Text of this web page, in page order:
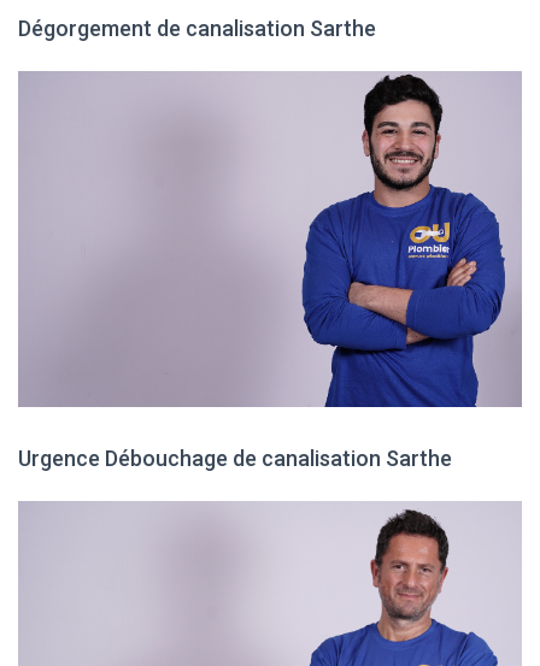
Dégorgement de canalisation Sarthe
Urgence Débouchage de canalisation Sarthe